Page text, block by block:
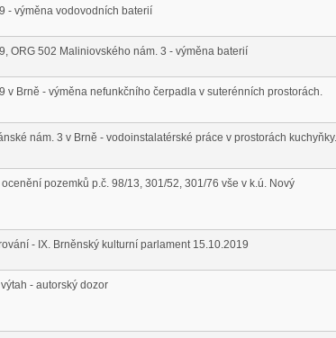
- výměna vodovodních baterií
ORG 502 Maliniovského nám. 3 - výměna baterií
v Brně - výměna nefunkčního čerpadla v suterénních prostorách.
nám. 3 v Brně - vodoinstalatérské práce v prostorách kuchyňky.
pozemků p.č. 98/13, 301/52, 301/76 vše v k.ú. Nový
- IX. Brněnský kulturní parlament 15.10.2019
- autorský dozor